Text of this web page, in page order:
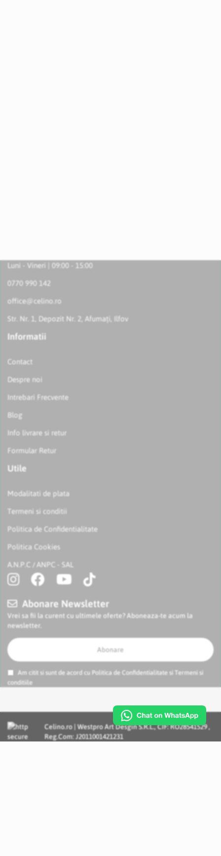
Luni - Vineri | 09:00 - 15:00
0770 990 142
office@celino.ro
Str. Nr. 1, Depozit Nr. 2, Afumați, Ilfov
Informatii
Contact
Despre noi
Intrebari Frecvente
Blog
Info livrare si retur
Formular Retur
Utile
Modalitati de plata
Termeni si conditii
Politica de Confidentialitate
Politica Cookies
A.N.P.C / ANPC - SAL
Abonare Newsletter
Vrei sa fii la curent cu ultimele oferte? Aboneaza-te acum la
newsletter.
Abonare
Am citit si sunt de acord cu Politica de Confidentialitate si
Termeni si
conditiile
Celino.ro | Westpro Art Desgin S.R.L., CIF: RO28541529 ,
Reg.Com: J2011001421231